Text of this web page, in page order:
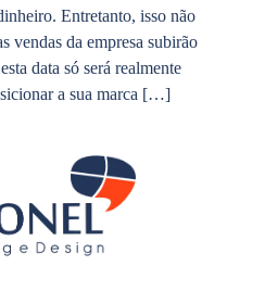
Entretanto, isso não
vendas da empresa subirão
data só será realmente
a sua marca […]